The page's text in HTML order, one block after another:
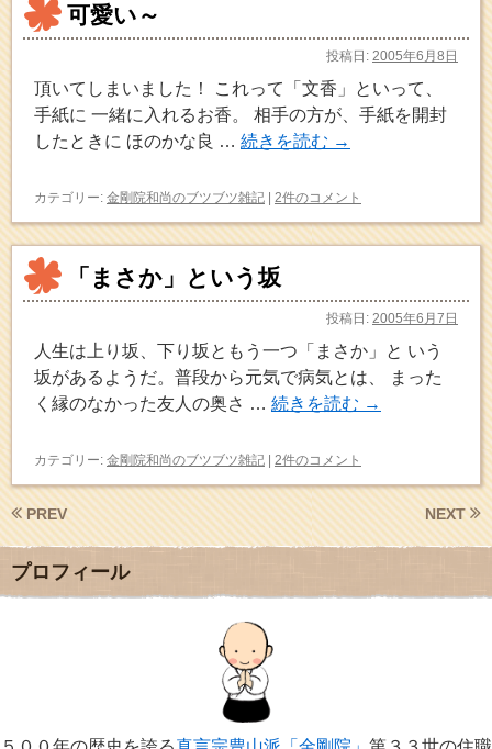
可愛い～
投稿日: 2005年6月8日
頂いてしまいました！ これって「文香」といって、
手紙に 一緒に入れるお香。 相手の方が、手紙を開封
したときに ほのかな良 … 続きを読む →
カテゴリー: 金剛院和尚のブツブツ雑記 | 2件のコメント
「まさか」という坂
投稿日: 2005年6月7日
人生は上り坂、下り坂ともう一つ「まさか」と いう
坂があるようだ。普段から元気で病気とは、 まった
く縁のなかった友人の奥さ … 続きを読む →
カテゴリー: 金剛院和尚のブツブツ雑記 | 2件のコメント
PREV NEXT
プロフィール